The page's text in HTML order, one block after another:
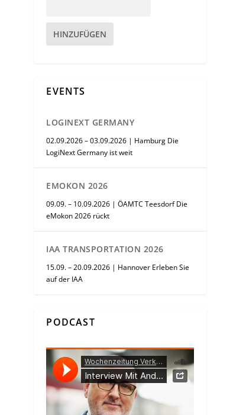
HINZUFÜGEN
EVENTS
LOGINEXT GERMANY
02.09.2026 – 03.09.2026 | Hamburg Die
LogiNext Germany ist weit
EMOKON 2026
09.09. – 10.09.2026 | ÖAMTC Teesdorf Die
eMokon 2026 rückt
IAA TRANSPORTATION 2026
15.09. – 20.09.2026 | Hannover Erleben Sie
auf der IAA
PODCAST